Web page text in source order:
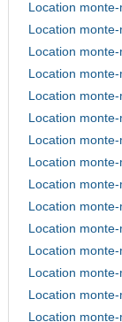
Location
Location
Location
Location
Location
Location
Location
Location
Location
Location
Location
Location
Location
Location
Location